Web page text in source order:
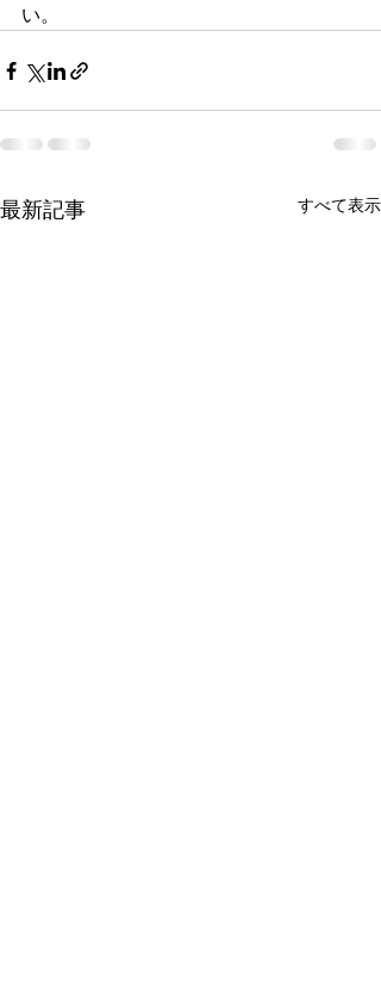
い。
最新記事 すべて表示